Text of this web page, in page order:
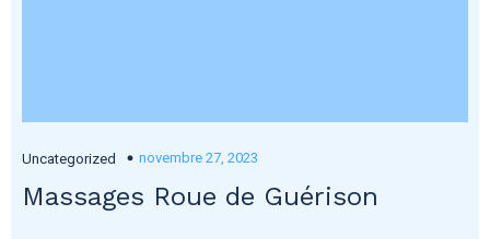
Uncategorized novembre 27, 2023
Massages Roue de Guérison